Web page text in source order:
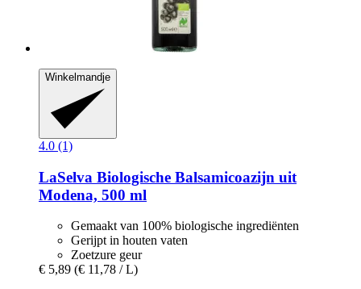
Winkelmandje
4.0 (1)
LaSelva Biologische Balsamicoazijn uit
Modena, 500 ml
Gemaakt van 100% biologische ingrediënten
Gerijpt in houten vaten
Zoetzure geur
€ 5,89 (€ 11,78 / L)